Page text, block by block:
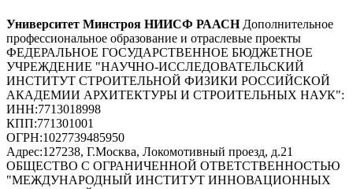
Университет Минстроя НИИСФ РААСН Дополнительное
профессиональное образование и отраслевые проекты
ФЕДЕРАЛЬНОЕ ГОСУДАРСТВЕННОЕ БЮДЖЕТНОЕ
УЧРЕЖДЕНИЕ "НАУЧНО-ИССЛЕДОВАТЕЛЬСКИЙ
ИНСТИТУТ СТРОИТЕЛЬНОЙ ФИЗИКИ РОССИЙСКОЙ
АКАДЕМИИ АРХИТЕКТУРЫ И СТРОИТЕЛЬНЫХ НАУК":
ИНН:7713018998
КПП:771301001
ОГРН:1027739485950
Адрес:127238, Г.Москва, Локомотивный проезд, д.21
ОБЩЕСТВО С ОГРАНИЧЕННОЙ ОТВЕТСТВЕННОСТЬЮ
"МЕЖДУНАРОДНЫЙ ИНСТИТУТ ИННОВАЦИОННЫХ